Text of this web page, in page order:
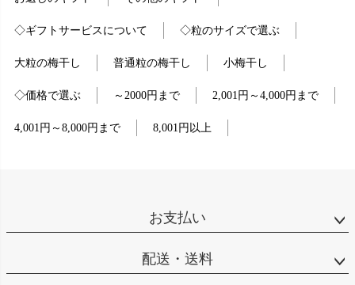
◇ギフトサービスについて ◇粒のサイズで選ぶ
大粒の梅干し 普通粒の梅干し 小梅干し
◇価格で選ぶ ～2000円まで 2,001円～4,000円まで
4,001円～8,000円まで 8,001円以上
お支払い
配送・送料